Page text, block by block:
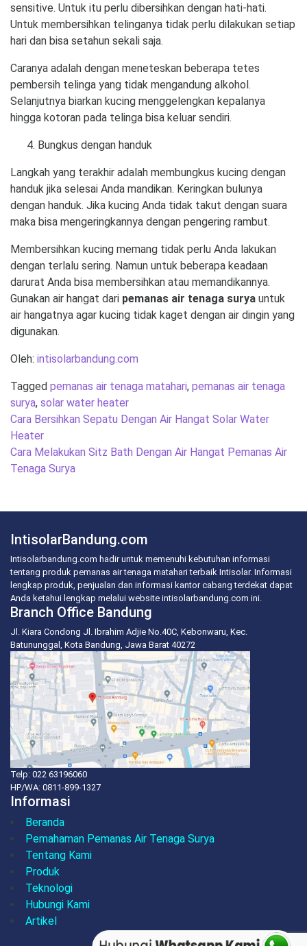
sensitive. Untuk itu perlu dibersihkan dengan hati-hati.
Untuk membersihkan telinganya tidak perlu dilakukan setiap
hari dan bisa setahun sekali saja.
Caranya adalah dengan meneteskan beberapa tetes
pembersih telinga yang tidak mengandung alkohol.
Selanjutnya biarkan kucing menggelengkan kepalanya
hingga kotoran pada telinga bisa keluar sendiri.
Bungkus dengan handuk
Langkah yang terakhir adalah membungkus kucing dengan
handuk jika selesai Anda mandikan. Keringkan bulunya
dengan handuk. Jika kucing Anda tidak takut dengan suara
maka bisa mengeringkannya dengan pengering rambut.
Membersihkan kucing memang tidak perlu Anda lakukan
dengan terlalu sering. Namun untuk beberapa keadaan
darurat Anda bisa membersihkan atau memandikannya.
Gunakan air hangat dari pemanas air tenaga surya untuk
air hangatnya agar kucing tidak kaget dengan air dingin yang
digunakan.
Oleh: intisolarbandung.com
Tagged pemanas air tenaga matahari, pemanas air tenaga
surya, solar water heater
Post
Cara Bersihkan Sepatu Dengan Air Hangat Solar Water
Heater
Cara Melakukan Sitz Bath Dengan Air Hangat Pemanas Air
Tenaga Surya
IntisolarBandung.com
Intisolarbandung.com hadir untuk memenuhi kebutuhan informasi
tentang produk pemanas air tenaga matahari terbaik Intisolar. Informasi
lengkap produk, penjualan dan informasi kantor cabang terdekat dapat
Anda ketahui lengkap melalui website intisolarbandung.com ini.
Branch Office Bandung
Jl. Kiara Condong Jl. Ibrahim Adjie No.40C, Kebonwaru, Kec.
Batununggal, Kota Bandung, Jawa Barat 40272
Telp: 022 63196060
HP/WA: 0811-899-1327
Informasi
Beranda
Pemahaman Pemanas Air Tenaga Surya
Tentang Kami
Produk
Teknologi
Hubungi Kami
Artikel